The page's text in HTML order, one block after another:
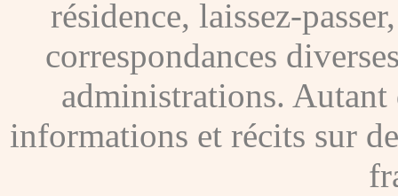
résidence, laissez-
correspondances
administrations. Autant
informations et récits sur